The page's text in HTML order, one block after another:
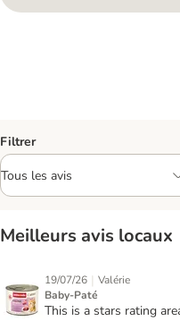
Filtrer
Meilleurs avis locaux
19/07/26 | Valérie
Baby-Paté
This is a stars rating